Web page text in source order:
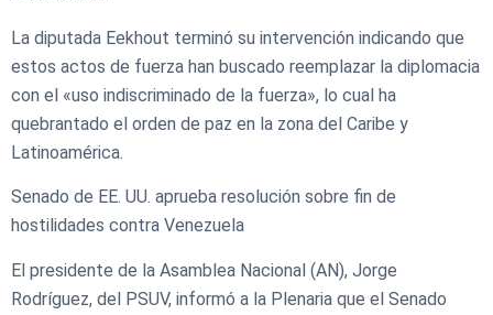
La diputada Eekhout terminó su intervención indicando que
estos actos de fuerza han buscado reemplazar la diplomacia
con el «uso indiscriminado de la fuerza», lo cual ha
quebrantado el orden de paz en la zona del Caribe y
Latinoamérica.
Senado de EE. UU. aprueba resolución sobre fin de
hostilidades contra Venezuela
El presidente de la Asamblea Nacional (AN), Jorge
Rodríguez, del PSUV, informó a la Plenaria que el Senado